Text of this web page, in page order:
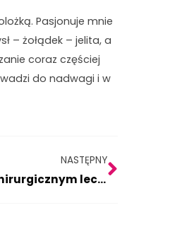
Pasjonuje mnie
– żołądek – jelita, a
coraz częściej
do nadwagi i w
NASTĘPNY
Rola psychologa w chirurgicznym leczeniu otyłości.
Następny